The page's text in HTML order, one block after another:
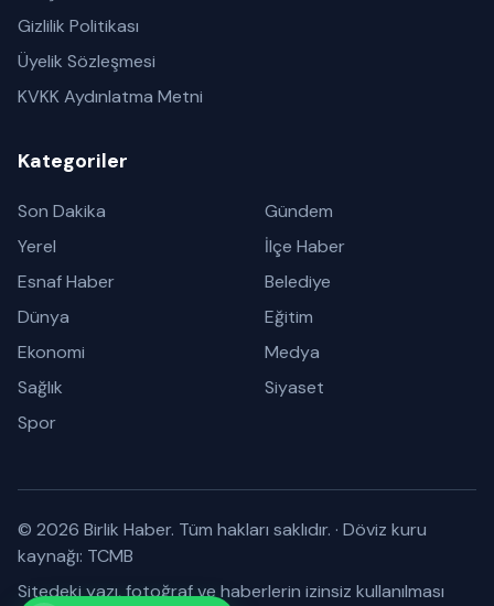
Gizlilik Politikası
Üyelik Sözleşmesi
KVKK Aydınlatma Metni
Kategoriler
Son Dakika
Gündem
Yerel
İlçe Haber
Esnaf Haber
Belediye
Dünya
Eğitim
Ekonomi
Medya
Sağlık
Siyaset
Spor
© 2026 Birlik Haber. Tüm hakları saklıdır. · Döviz kuru
kaynağı: TCMB
Sitedeki yazı, fotoğraf ve haberlerin izinsiz kullanılması